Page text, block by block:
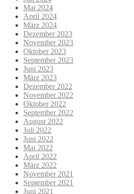
Mai 2024
April 2024
März 2024
Dezember 2023
November 2023
Oktober 2023
September 2023
Juni 2023
März 2023
Dezember 2022
November 2022
Oktober 2022
September 2022
August 2022
Juli 2022
Juni 2022
Mai 2022
April 2022
März 2022
November 2021
September 2021
Juni 2021